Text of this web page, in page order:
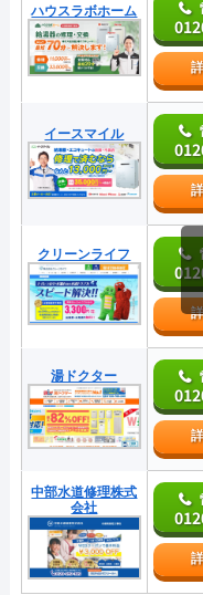
ハウスラボホーム
イースマイル
クリーンライフ
湯ドクター
中部水道修理株式
会社